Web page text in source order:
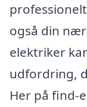
også din
elektriker
udfordring,
Her på find-